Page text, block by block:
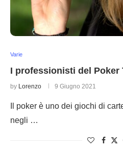
Varie
I professionisti del Poker
by Lorenzo 9 Giugno 2021
Il poker è uno dei giochi di
negli …